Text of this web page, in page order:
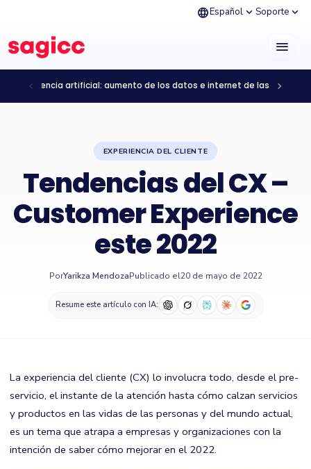
languageEspañol expand_more Soporte expand_more
menu
chevron_left
Inteligencia artificial: aumento de los datos e internet de las cosas
chevron_right
EXPERIENCIA DEL CLIENTE
Tendencias del CX –
Customer Experience
este 2022
PorYarikza MendozaPublicado el20 de mayo de 2022
Resume este artículo con IA:
La experiencia del cliente (CX) lo involucra todo, desde el pre-
servicio, el instante de la atención hasta cómo calzan servicios
y productos en las vidas de las personas y del mundo actual,
es un tema que atrapa a empresas y organizaciones con la
intención de saber cómo mejorar en el 2022.